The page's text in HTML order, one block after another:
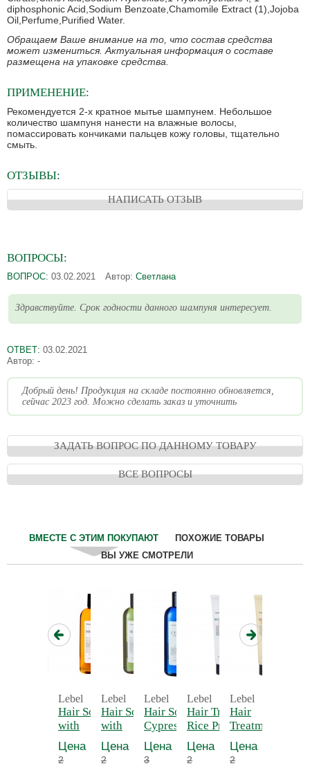
diphosphonic Acid,Sodium Benzoate,Chamomile Extract (1),Jojoba
Oil,Perfume,Purified Water.
Обращаем Ваше внимание на то, что состав средства
может измениться. Актуальная информация о составе
размещена на упаковке средства.
ПРИМЕНЕНИЕ:
Рекомендуется 2-х кратное мытье шампунем. Небольшое
количество шампуня нанести на влажные волосы,
помассировать кончиками пальцев кожу головы, тщательно
смыть.
ОТЗЫВЫ:
НАПИСАТЬ ОТЗЫВ
ВОПРОСЫ:
ВОПРОС: 03.02.2021 Автор: Светлана
Здравствуйте. Срок годности данного шампуня интересует.
ОТВЕТ: 03.02.2021
Автор: -
Добрый день! Продукция на складе постоянно обновляется,
сейчас 2023 год. Можно сделать заказ и уточнить
ЗАДАТЬ ВОПРОС ПО ДАННОМУ ТОВАРУ
ВСЕ ВОПРОСЫ
ВМЕСТЕ С ЭТИМ ПОКУПАЮТ
ПОХОЖИЕ ТОВАРЫ
ВЫ УЖЕ СМОТРЕЛИ
Lebel
Hair Soap
with
Marigold
240 мл -
Цена
2
Lebel
Hair Soap
with
Seaweed
240 мл -
Цена
2
Lebel
Hair Soap with
Cypress 240 мл
- Шампунь
Кипарис для
Цена
3
Lebel
Hair Treatment with
Rice Protein 140 мл
- Маска
кондиционирующая
Цена
2
Lebel
Hair
Treatment
with Egg
Protein 140
Цена
2